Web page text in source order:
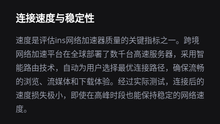
连接速度与稳定性
速度是评估ins网络加速器质量的关键指标之一。跨境
网络加速平台在全球部署了数千台高速服务器，采用智
能路由技术，自动为用户选择最优连接路径，确保流畅
的浏览、流媒体和下载体验。经过实际测试，连接后的
速度损失极小，即使在高峰时段也能保持稳定的网络速
度。